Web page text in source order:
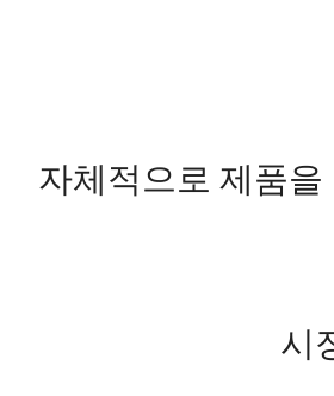
자체적으로 제품
시